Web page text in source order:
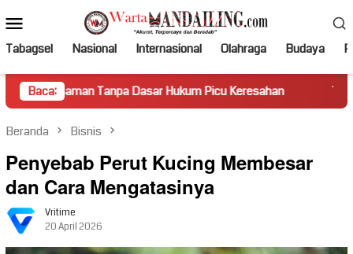
ke
kontenMobile
Tabagsel Nasional Internasional Olahraga Budaya
Baca:
Tanpa Dasar Hukum Picu Keresahan Truk Miring Hambat
Beranda Bisnis
Penyebab Perut Kucing Membesar
dan Cara Mengatasinya
Vritime
20 April 2026